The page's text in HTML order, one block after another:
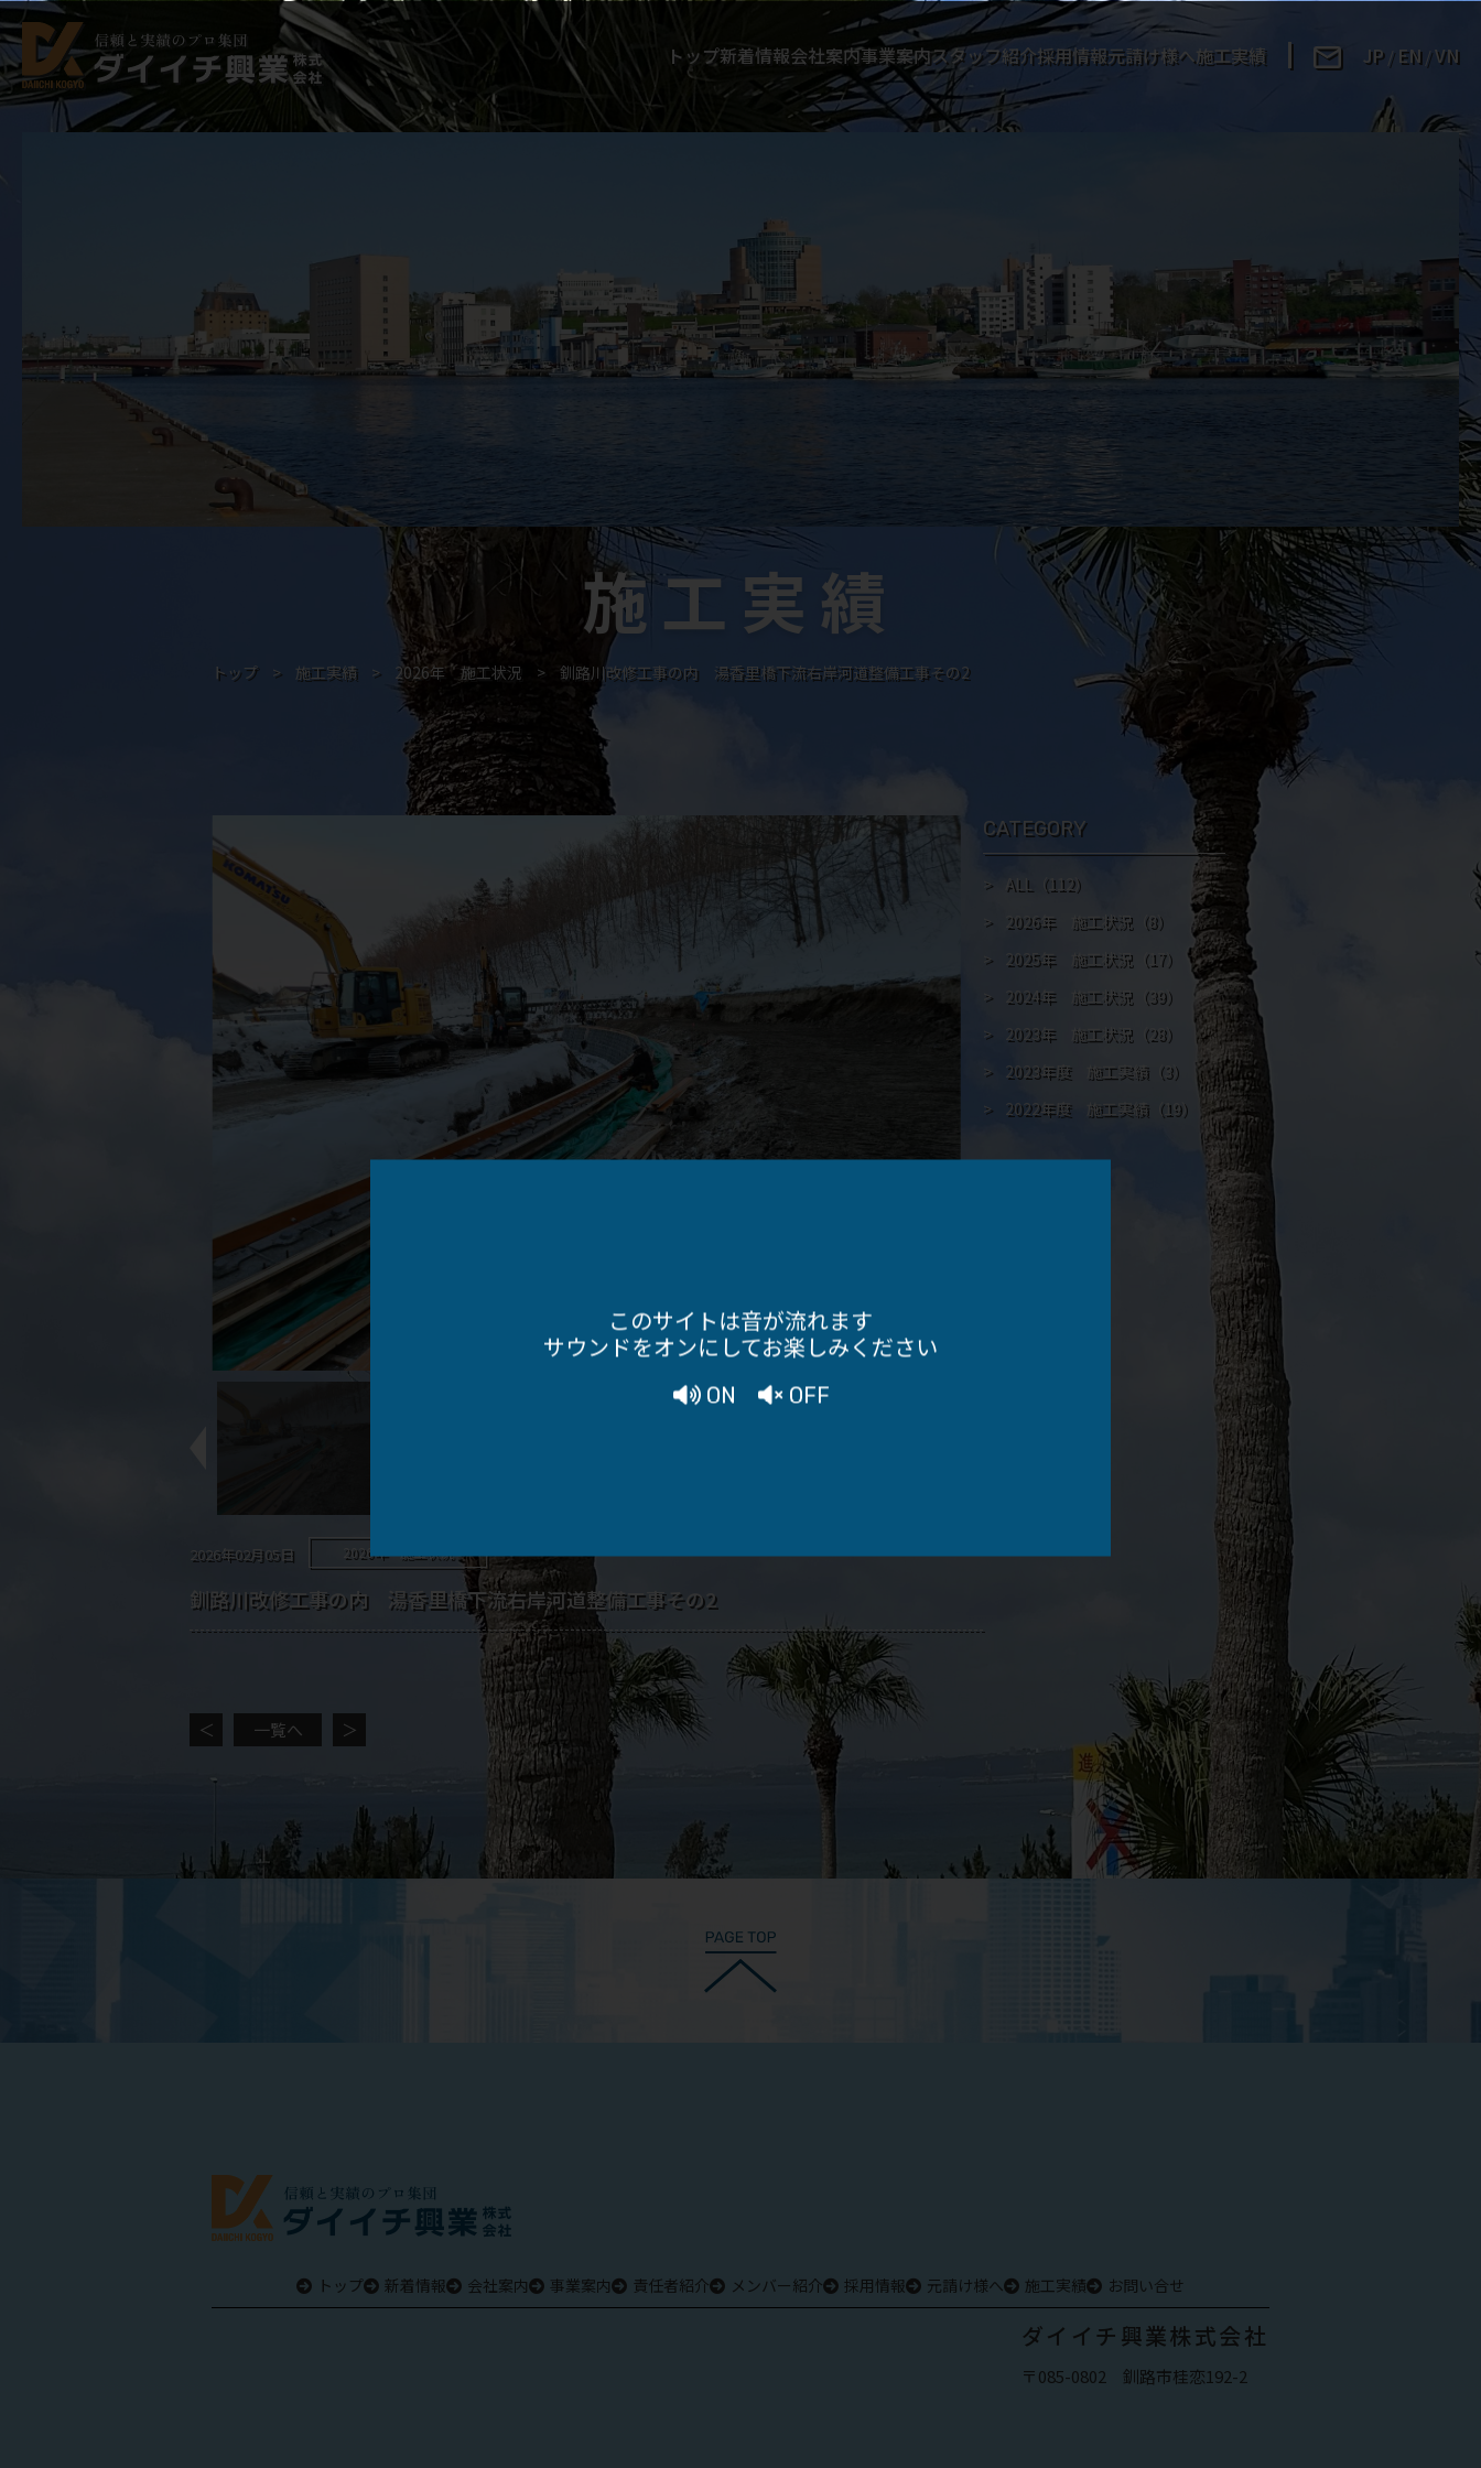
このサイトは音が流れます
サウンドをオンにしてお楽しみください
ON OFF
トップ新着情報会社案内事業案内スタッフ紹介採用情報元請け様へ施工実績 JP/EN/VN
施工実績
トップ > 施工実績 > 2026年 施工状況 > 釧路川改修工事の内 湯香里橋下流右岸河道整備工事その2
2026年02月05日 2026年 施工状況
釧路川改修工事の内 湯香里橋下流右岸河道整備工事その2
＜ 一覧へ ＞
CATEGORY
ALL
（112）
2026年 施工状況 （8）
2025年 施工状況 （17）
2024年 施工状況 （39）
2023年 施工状況 （28）
2023年度 施工実績（3）
2022年度 施工実績（19）
トップ 新着情報 会社案内 事業案内 責任者紹介 メンバー紹介 採用情報 元請け様へ 施工実績 お問い合せ
ダイイチ興業株式会社
〒085-0802 釧路市桂恋192-2